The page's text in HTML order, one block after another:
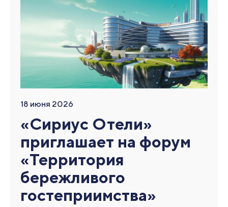
18 июня 2026
«Сириус Отели»
приглашает на форум
«Территория
бережливого
гостеприимства»